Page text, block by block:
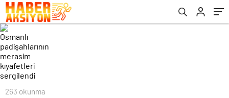
263 okunma